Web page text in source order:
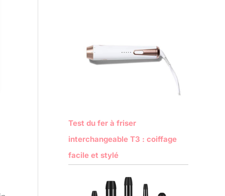
Test du fer à friser
interchangeable T3 : coiffage
facile et stylé